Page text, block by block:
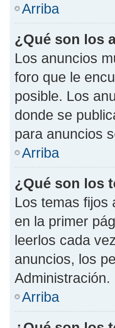
Arriba
¿Qué son los
Los anuncios
foro que le
posible. Los
donde se
para anuncios
Arriba
¿Qué son los
Los temas fijos
en la primer
leerlos cada
anuncios, los
Administración.
Arriba